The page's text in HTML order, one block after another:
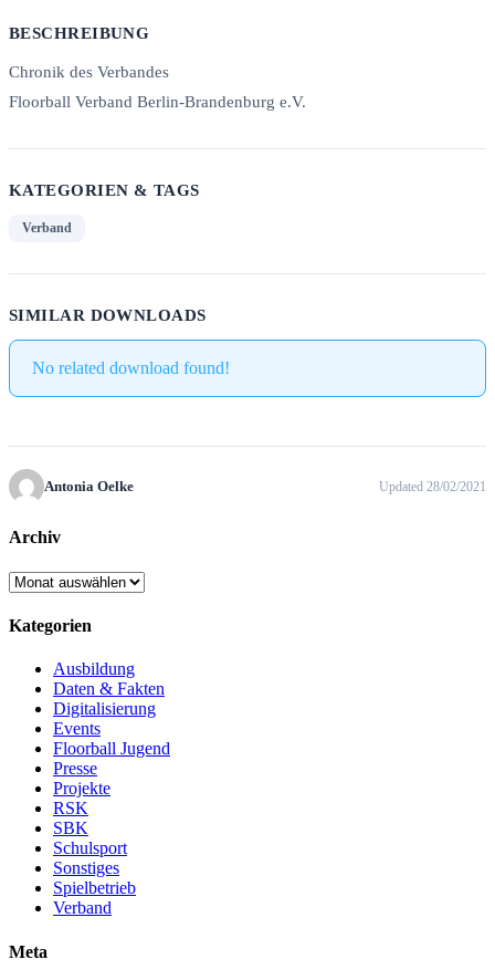
BESCHREIBUNG
Chronik des Verbandes
Floorball Verband Berlin-Brandenburg e.V.
KATEGORIEN & TAGS
Verband
SIMILAR DOWNLOADS
No related download found!
Antonia Oelke Updated 28/02/2021
Archiv
Archiv
Kategorien
Ausbildung
Daten & Fakten
Digitalisierung
Events
Floorball Jugend
Presse
Projekte
RSK
SBK
Schulsport
Sonstiges
Spielbetrieb
Verband
Meta